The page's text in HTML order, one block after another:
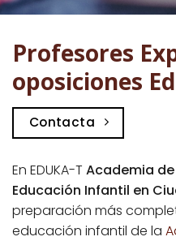
Profesores
oposiciones
Contacta
En EDUKA-T Academia
Educación Infantil en
preparación más
educación infantil de la